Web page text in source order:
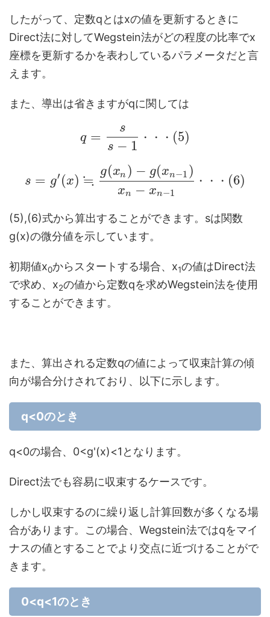
したがって、定数qとはxの値を更新するときに
Direct法に対してWegstein法がどの程度の比率でx
座標を更新するかを表わしているパラメータだと言
えます。
また、導出は省きますがqに関しては
q =
s
s − 1
・ ・ ・ (5)
s = g′ (x) ≒ g(xn ) − g(xn−1 )
xn − xn−1
・ ・ ・ (6)
(5),(6)式から算出することができます。sは関数
g(x)の微分値を示しています。
初期値x0からスタートする場合、x1の値はDirect法
で求め、x2の値から定数qを求めWegstein法を使用
することができます。
また、算出される定数qの値によって収束計算の傾
向が場合分けされており、以下に示します。
q<0のとき
q<0の場合、0<g'(x)<1となります。
Direct法でも容易に収束するケースです。
しかし収束するのに繰り返し計算回数が多くなる場
合があります。この場合、Wegstein法ではqをマイ
ナスの値とすることでより交点に近づけることがで
きます。
0<q<1のとき